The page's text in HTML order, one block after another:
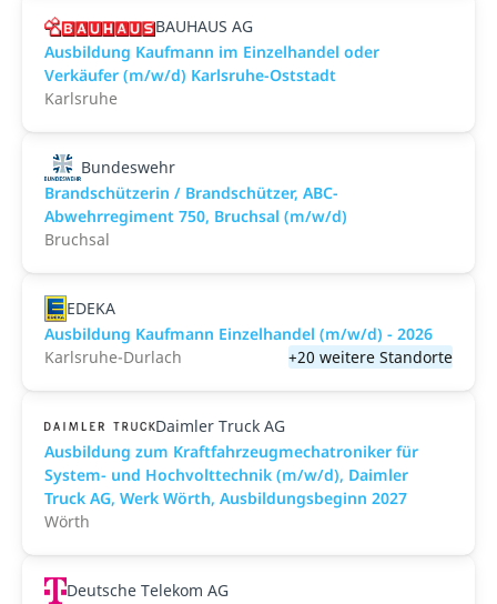
BAUHAUS AG
Ausbildung Kaufmann im Einzelhandel oder
Verkäufer (m/w/d) Karlsruhe-Oststadt
Karlsruhe
Bundeswehr
Brandschützerin / Brandschützer, ABC-
Abwehrregiment 750, Bruchsal (m/w/d)
Bruchsal
EDEKA
Ausbildung Kaufmann Einzelhandel (m/w/d) - 2026
Karlsruhe-Durlach
+20 weitere Standorte
Daimler Truck AG
Ausbildung zum Kraftfahrzeugmechatroniker für
System- und Hochvolttechnik (m/w/d), Daimler
Truck AG, Werk Wörth, Ausbildungsbeginn 2027
Wörth
Deutsche Telekom AG